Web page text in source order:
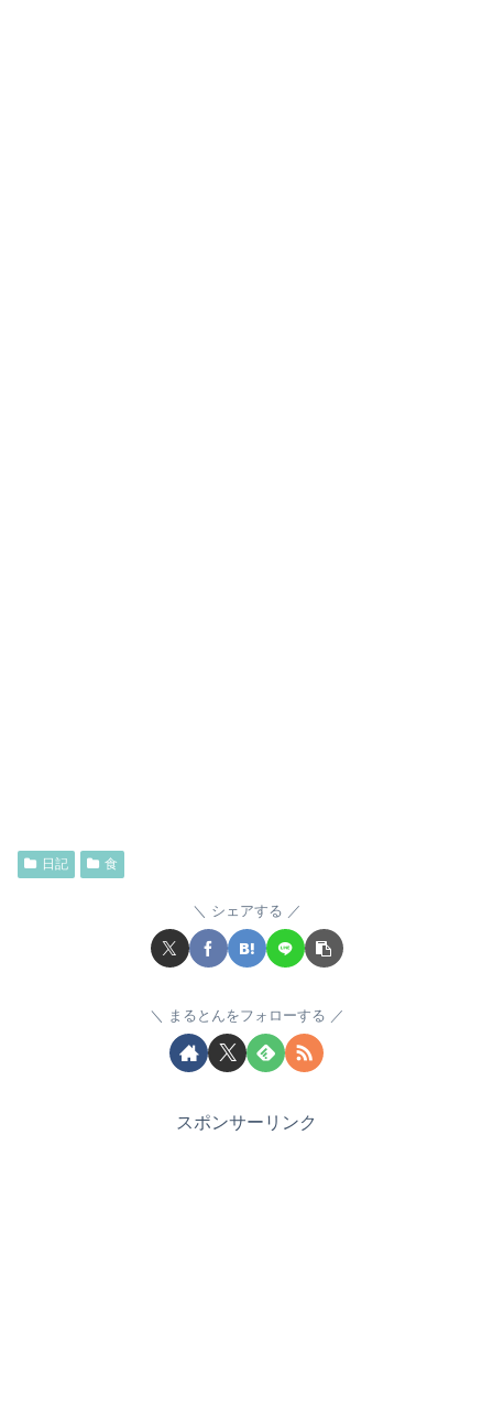
日記 食
シェアする
まるとんをフォローする
スポンサーリンク